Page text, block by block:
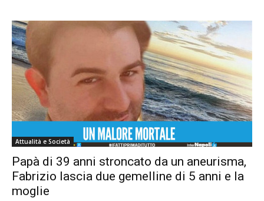
Attualità e Società
Papà di 39 anni stroncato da un aneurisma,
Fabrizio lascia due gemelline di 5 anni e la
moglie